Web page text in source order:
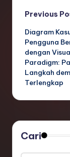
Post
Previous
Diagram
Pengguna
dengan
Paradigm:
Langkah
Terlengkap
Cari